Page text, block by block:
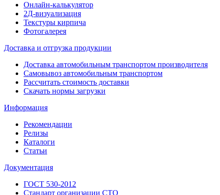
Онлайн-калькулятор
2Д-визуализация
Текстуры кирпича
Фотогалерея
Доставка и отгрузка продукции
Доставка автомобильным транспортом производителя
Самовывоз автомобильным транспортом
Рассчитать стоимость доставки
Скачать нормы загрузки
Информация
Рекомендации
Релизы
Каталоги
Статьи
Документация
ГОСТ 530-2012
Стандарт организации СТО